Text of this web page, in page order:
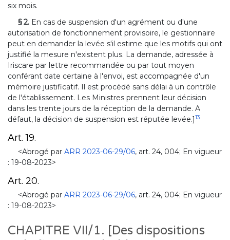
six mois.
§ 2. En cas de suspension d'un agrément ou d'une
autorisation de fonctionnement provisoire, le gestionnaire
peut en demander la levée s'il estime que les motifs qui ont
justifié la mesure n'existent plus. La demande, adressée à
Iriscare par lettre recommandée ou par tout moyen
conférant date certaine à l'envoi, est accompagnée d'un
mémoire justificatif. Il est procédé sans délai à un contrôle
de l'établissement. Les Ministres prennent leur décision
dans les trente jours de la réception de la demande. A
défaut, la décision de suspension est réputée levée.]13
Art. 19.
<Abrogé par ARR 2023-06-29/06, art. 24, 004; En vigueur
: 19-08-2023>
Art. 20.
<Abrogé par ARR 2023-06-29/06, art. 24, 004; En vigueur
: 19-08-2023>
CHAPITRE VII/1. [Des dispositions